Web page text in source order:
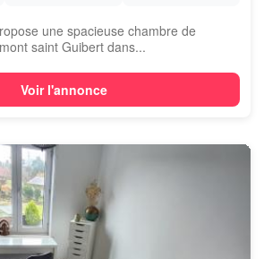
une spacieuse chambre de
saint Guibert dans...
Voir l'annonce